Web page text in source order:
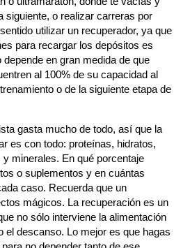
siguiente, o realizar carreras por
utilizar un recuperador, ya que
para recargar los depósitos es
en gran medida de que
al 100% de su capacidad al
o de la siguiente etapa de
gasta mucho de todo, así que la
es con todo: proteínas, hidratos,
minerales. En qué porcentaje
o suplementos y en cuántas
caso. Recuerda que un
mágicos. La recuperación es un
no sólo interviene la alimentación
el descanso. Lo mejor es que hagas